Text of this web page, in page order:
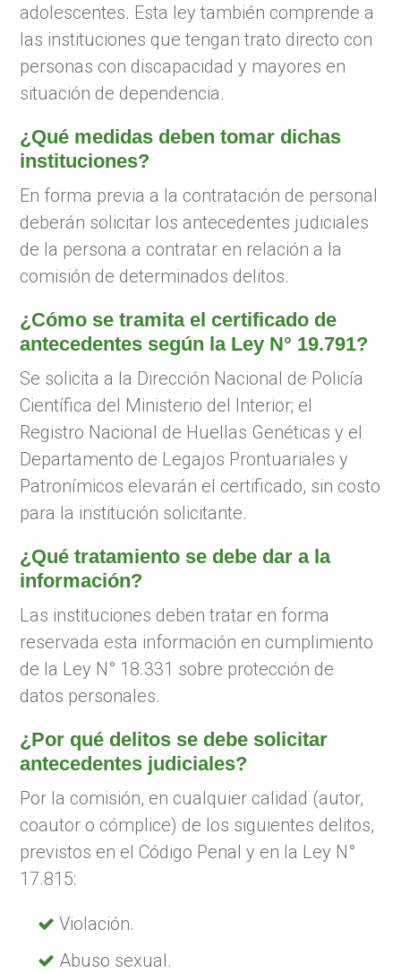
adolescentes. Esta ley también comprende a
las instituciones que tengan trato directo con
personas con discapacidad y mayores en
situación de dependencia.
¿Qué medidas deben tomar dichas
instituciones?
En forma previa a la contratación de personal
deberán solicitar los antecedentes judiciales
de la persona a contratar en relación a la
comisión de determinados delitos.
¿Cómo se tramita el certificado de
antecedentes según la Ley N° 19.791?
Se solicita a la Dirección Nacional de Policía
Científica del Ministerio del Interior; el
Registro Nacional de Huellas Genéticas y el
Departamento de Legajos Prontuariales y
Patronímicos elevarán el certificado, sin costo
para la institución solicitante.
¿Qué tratamiento se debe dar a la
información?
Las instituciones deben tratar en forma
reservada esta información en cumplimiento
de la Ley N° 18.331 sobre protección de
datos personales.
¿Por qué delitos se debe solicitar
antecedentes judiciales?
Por la comisión, en cualquier calidad (autor,
coautor o cómplice) de los siguientes delitos,
previstos en el Código Penal y en la Ley N°
17.815:
Violación.
Abuso sexual.